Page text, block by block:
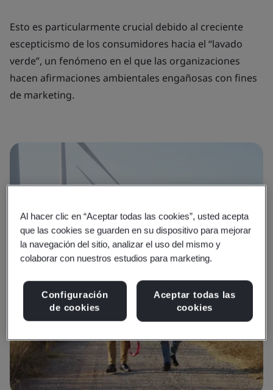
Esto es particularmente crucial debido al creciente
escepticismo de los consumidores hacia el “lavado
verde”, un fenómeno en el que las organizaciones
hacen afirmaciones ambientales engañosas con fines
de marketing.
Al hacer clic en “Aceptar todas las cookies”, usted acepta
que las cookies se guarden en su dispositivo para mejorar
la navegación del sitio, analizar el uso del mismo y
colaborar con nuestros estudios para marketing.
Configuración
de cookies
Aceptar todas las
cookies